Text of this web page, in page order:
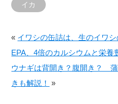
イカ
« イワシの缶詰は、生のイワ
EPA、4倍のカルシウムと栄養
ウナギは背開き？腹開き？
きも解説！ »